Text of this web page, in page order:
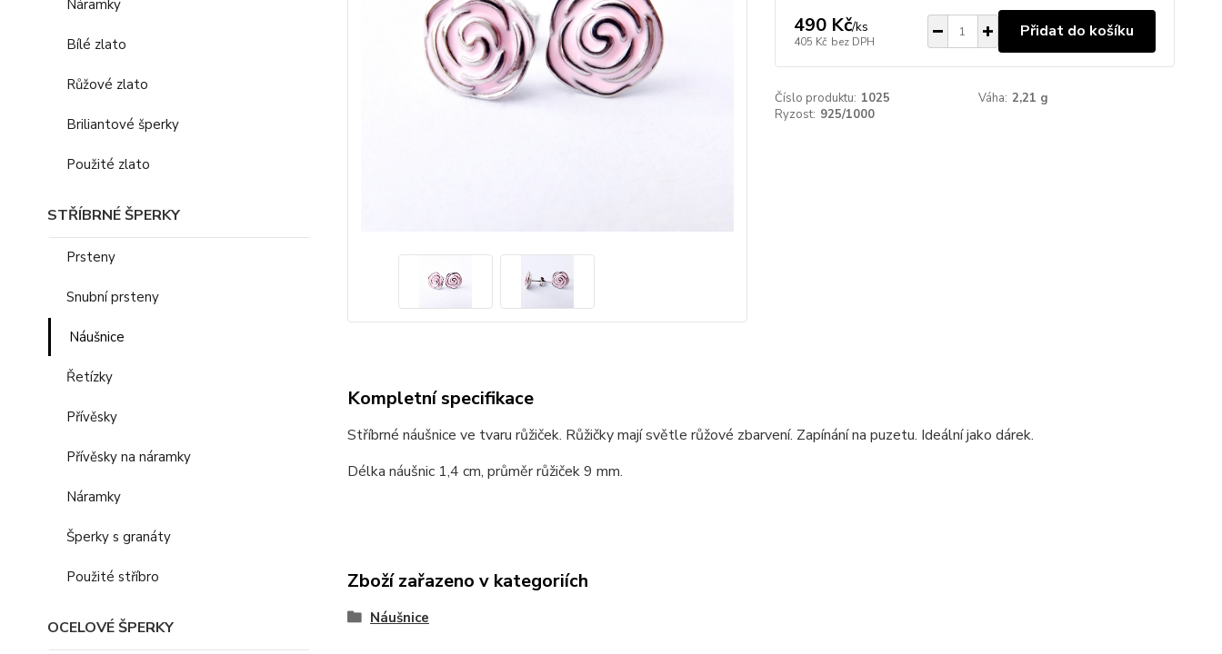
Náramky
Bílé zlato
Růžové zlato
Briliantové šperky
Použité zlato
STŘÍBRNÉ ŠPERKY
Prsteny
Snubní prsteny
Náušnice
Řetízky
Přívěsky
Přívěsky na náramky
Náramky
Šperky s granáty
Použité stříbro
OCELOVÉ ŠPERKY
490 Kč/ks
405 Kč bez DPH
Přidat do košíku
Číslo produktu: 1025 Váha: 2,21 g
Ryzost: 925/1000
Kompletní specifikace
Stříbrné náušnice ve tvaru růžiček. Růžičky mají světle růžové zbarvení. Zapínání na puzetu. Ideální jako dárek.
Délka náušnic 1,4 cm, průměr růžiček 9 mm.
Zboží zařazeno v kategoriích
Náušnice